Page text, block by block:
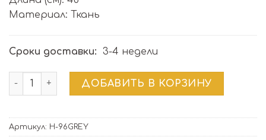
Материал: Ткань
Сроки доставки: 3-4 недели
Количество товара Барный стул H-96 | серый
ДОБАВИТЬ В КОРЗИНУ
Артикул: H-96GREY